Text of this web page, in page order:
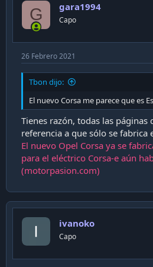
G gara1994
Capo
26 Febrero 2021
Tbon dijo:
El nuevo Corsa me parece que es
Tienes razón, todas las páginas
referencia a que sólo se fabrica
El nuevo Opel Corsa ya se
para el eléctrico Corsa-e aún
(motorpasion.com)
ivanoko
Capo